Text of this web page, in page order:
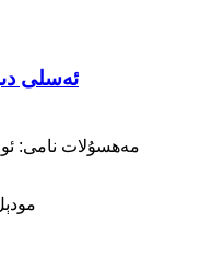
2. مودېل